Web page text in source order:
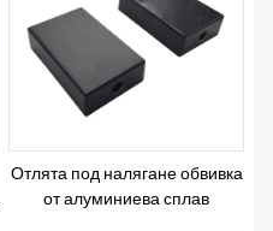
Отлята под налягане обвивка
от алуминиева сплав